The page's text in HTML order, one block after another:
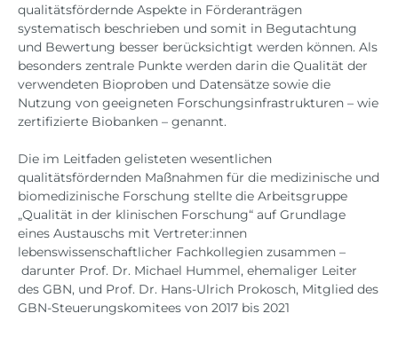
qualitätsfördernde Aspekte in Förderanträgen
systematisch beschrieben und somit in Begutachtung
und Bewertung besser berücksichtigt werden können. Als
besonders zentrale Punkte werden darin die Qualität der
verwendeten Bioproben und Datensätze sowie die
Nutzung von geeigneten Forschungsinfrastrukturen – wie
zertifizierte Biobanken – genannt.
Die im Leitfaden gelisteten wesentlichen
qualitätsfördernden Maßnahmen für die medizinische und
biomedizinische Forschung stellte die Arbeitsgruppe
„Qualität in der klinischen Forschung“ auf Grundlage
eines Austauschs mit Vertreter:innen
lebenswissenschaftlicher Fachkollegien zusammen –
darunter Prof. Dr. Michael Hummel, ehemaliger Leiter
des GBN, und Prof. Dr. Hans-Ulrich Prokosch, Mitglied des
GBN-Steuerungskomitees von 2017 bis 2021